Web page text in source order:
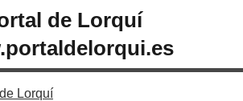
de Lorquí
Lorquí